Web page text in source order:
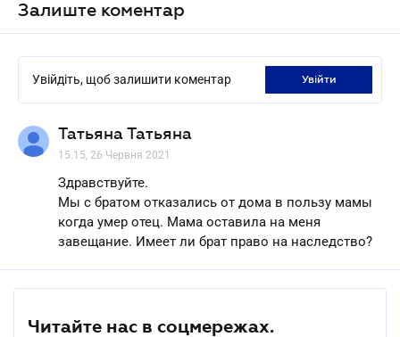
Залиште коментар
Увійдіть, щоб залишити коментар увійти
Татьяна Татьяна
15.15, 26 Червня 2021
Здравствуйте.
Мы с братом отказались от дома в пользу мамы
когда умер отец. Мама оставила на меня
завещание. Имеет ли брат право на наследство?
Читайте нас в соцмережах.